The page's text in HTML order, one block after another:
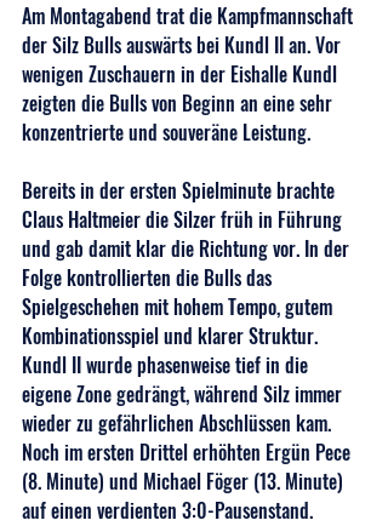
Am Montagabend trat die Kampfmannschaft
der Silz Bulls auswärts bei Kundl II an. Vor
wenigen Zuschauern in der Eishalle Kundl
zeigten die Bulls von Beginn an eine sehr
konzentrierte und souveräne Leistung.
Bereits in der ersten Spielminute brachte
Claus Haltmeier die Silzer früh in Führung
und gab damit klar die Richtung vor. In der
Folge kontrollierten die Bulls das
Spielgeschehen mit hohem Tempo, gutem
Kombinationsspiel und klarer Struktur.
Kundl II wurde phasenweise tief in die
eigene Zone gedrängt, während Silz immer
wieder zu gefährlichen Abschlüssen kam.
Noch im ersten Drittel erhöhten Ergün Pece
(8. Minute) und Michael Föger (13. Minute)
auf einen verdienten 3:0-Pausenstand.